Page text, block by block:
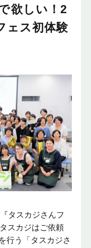
欲しい！2
ェス初体験
タスカジさんフ
スカジはご依頼
行う「タスカジさ